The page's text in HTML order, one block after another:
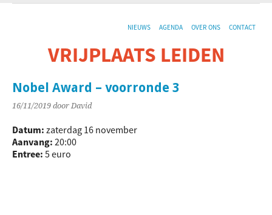
NIEUWS AGENDA OVER ONS CONTACT
VRIJPLAATS LEIDEN
Nobel Award – voorronde 3
16/11/2019 door David
Datum: zaterdag 16 november
Aanvang: 20:00
Entree: 5 euro